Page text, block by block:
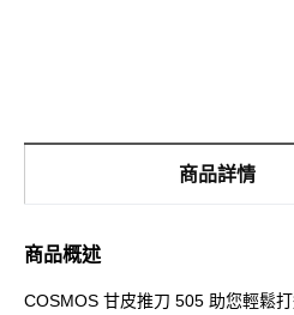
商品詳情
商品概述
COSMOS 甘皮推刀 505 助您輕鬆